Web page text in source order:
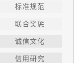
标准规范
联合奖惩
诚信文化
信用研究